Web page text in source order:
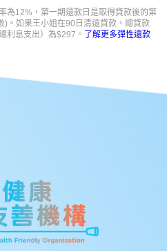
為12%，第一期還款日是取得貸款後的第
。如果王小姐在90日清還貸款，總貸款
利息支出）為$297。
了解更多彈性還款